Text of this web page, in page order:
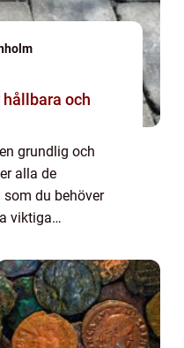
grundlig och
alla de
du behöver
viktiga
i stort. Denna